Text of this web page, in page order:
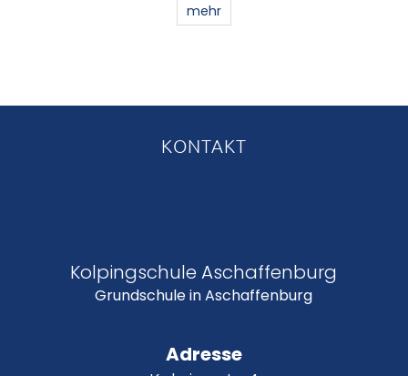
mehr
KONTAKT
Kolpingschule Aschaffenburg
Grundschule in Aschaffenburg
Adresse